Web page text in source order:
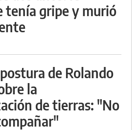
tenía gripe y murió
de Rolando
la
de tierras: "No